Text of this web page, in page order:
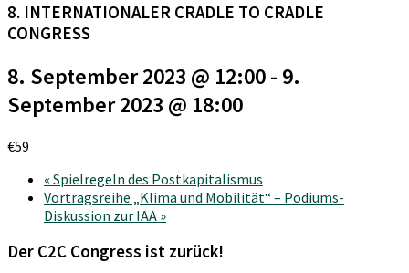
8. INTERNATIONALER CRADLE TO CRADLE
CONGRESS
8. September 2023 @ 12:00- 9.
September 2023 @ 18:00
€59
« Spielregeln des Postkapitalismus
Vortragsreihe „Klima und Mobilität“ – Podiums-
Diskussion zur IAA »
Der C2C Congress ist zurück!